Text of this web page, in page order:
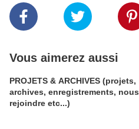
Vous aimerez aussi
PROJETS & ARCHIVES (projets,
archives, enregistrements, nous
rejoindre etc...)